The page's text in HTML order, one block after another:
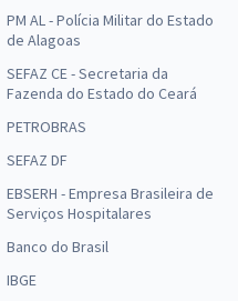
PM AL - Polícia Militar do Estado
de Alagoas
SEFAZ CE - Secretaria da
Fazenda do Estado do Ceará
PETROBRAS
SEFAZ DF
EBSERH - Empresa Brasileira de
Serviços Hospitalares
Banco do Brasil
IBGE